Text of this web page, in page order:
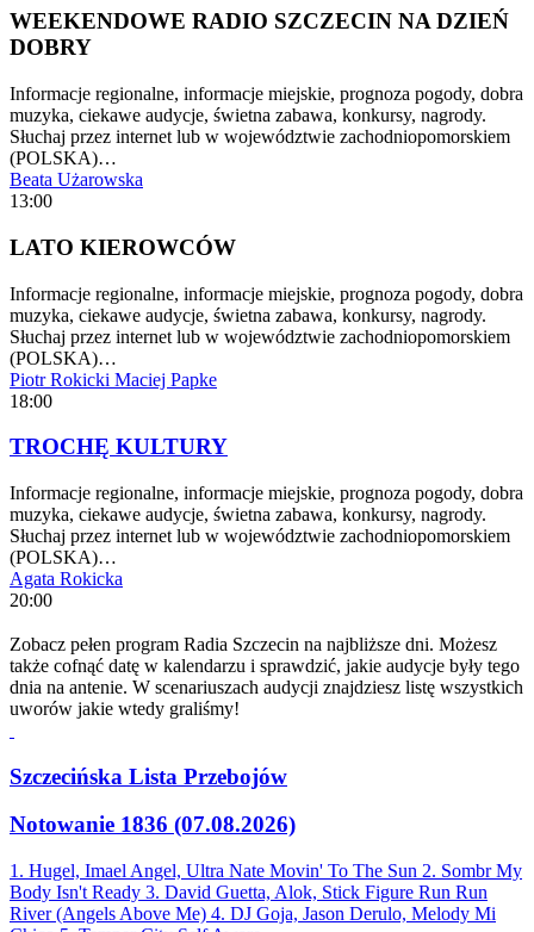
WEEKENDOWE RADIO SZCZECIN NA DZIEŃ
DOBRY
Informacje regionalne, informacje miejskie, prognoza pogody, dobra
muzyka, ciekawe audycje, świetna zabawa, konkursy, nagrody.
Słuchaj przez internet lub w województwie zachodniopomorskiem
(POLSKA)…
Beata Użarowska
13:00
LATO KIEROWCÓW
Informacje regionalne, informacje miejskie, prognoza pogody, dobra
muzyka, ciekawe audycje, świetna zabawa, konkursy, nagrody.
Słuchaj przez internet lub w województwie zachodniopomorskiem
(POLSKA)…
Piotr Rokicki Maciej Papke
18:00
TROCHĘ KULTURY
Informacje regionalne, informacje miejskie, prognoza pogody, dobra
muzyka, ciekawe audycje, świetna zabawa, konkursy, nagrody.
Słuchaj przez internet lub w województwie zachodniopomorskiem
(POLSKA)…
Agata Rokicka
20:00
Zobacz pełen program Radia Szczecin na najbliższe dni. Możesz
także cofnąć datę w kalendarzu i sprawdzić, jakie audycje były tego
dnia na antenie. W scenariuszach audycji znajdziesz listę wszystkich
uworów jakie wtedy graliśmy!
Szczecińska Lista Przebojów
Notowanie 1836 (07.08.2026)
1. Hugel, Imael Angel, Ultra Nate Movin' To The Sun 2. Sombr My
Body Isn't Ready 3. David Guetta, Alok, Stick Figure Run Run
River (Angels Above Me) 4. DJ Goja, Jason Derulo, Melody Mi